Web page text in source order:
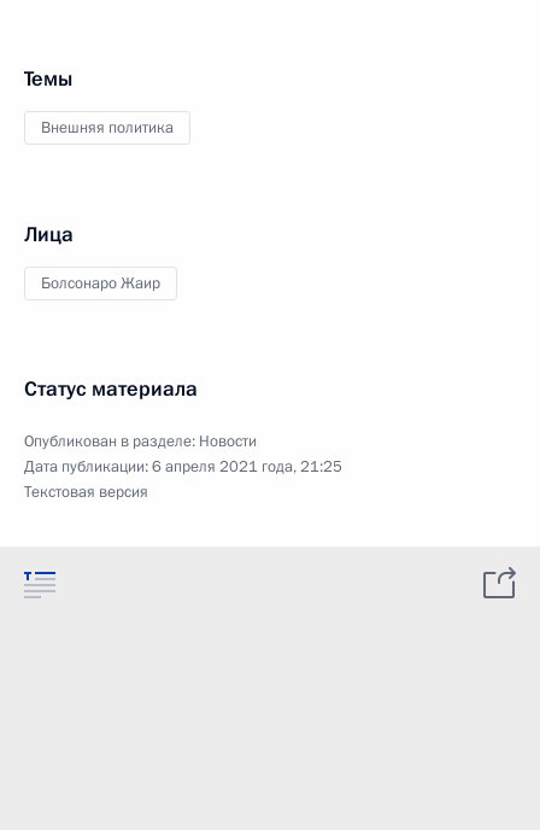
Темы
Внешняя политика
Лица
Болсонаро Жаир
Статус материала
Опубликован в разделе: Новости
Дата публикации:6 апреля 2021 года, 21:25
Текстовая версия